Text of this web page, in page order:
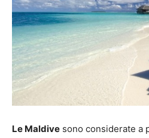
Le Maldive sono considerate a